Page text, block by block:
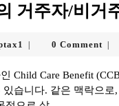
거주자/비거
| 0 Comment |
습니다. 같은 맥락으